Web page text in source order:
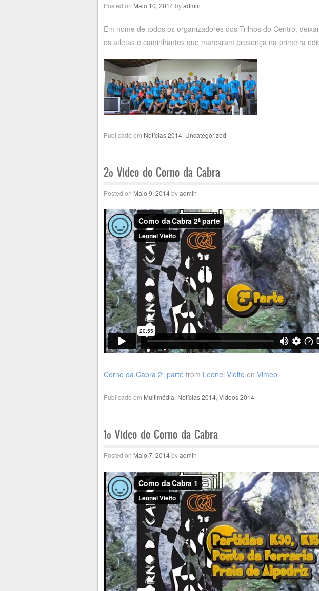
Posted on Maio 10, 2014byadmin
Em nome de todos os organizadores dos Trilhos do Centro,
os atletas e caminhantes que marcaram presença na primeira
Publicado em Notícias 2014, Uncategorized
2º Video do Corno da Cabra
Posted on Maio 9, 2014byadmin
Corno da Cabra 2ª parte from Leonel Vieito on Vimeo.
Publicado em Multimédia Notícias 2014, Videos 2014
1º Video do Corno da Cabra
Posted on Maio 7, 2014byadmin